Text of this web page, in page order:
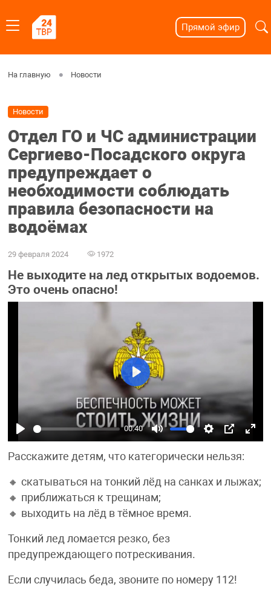
Прямой эфир
На главную Новости
Новости
Отдел ГО и ЧС администрации
Сергиево-Посадского округа
предупреждает о
необходимости соблюдать
правила безопасности на
водоёмах
29 февраля 2024 1972
Не выходите на лед открытых водоемов.
Это очень опасно!
Play
00:40
Mute Settings
PIP
Enter
Play
Расскажите детям, что категорически нельзя:
🔸 скатываться на тонкий лёд на санках и лыжах;
🔸 приближаться к трещинам;
🔸 выходить на лёд в тёмное время.
Тонкий лед ломается резко, без
предупреждающего потрескивания.
Если случилась беда, звоните по номеру 112!